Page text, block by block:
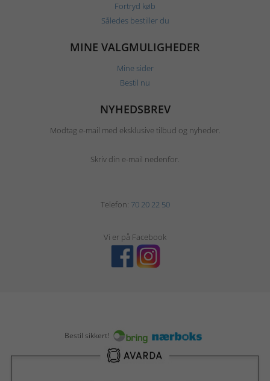
Fortryd køb
Således bestiller du
MINE VALGMULIGHEDER
Mine sider
Bestil nu
NYHEDSBREV
Modtag e-mail med eksklusive tilbud og nyheder.
Skriv din e-mail nedenfor.
Telefon: 70 20 22 50
Vi er på Facebook
Bestil sikkert!